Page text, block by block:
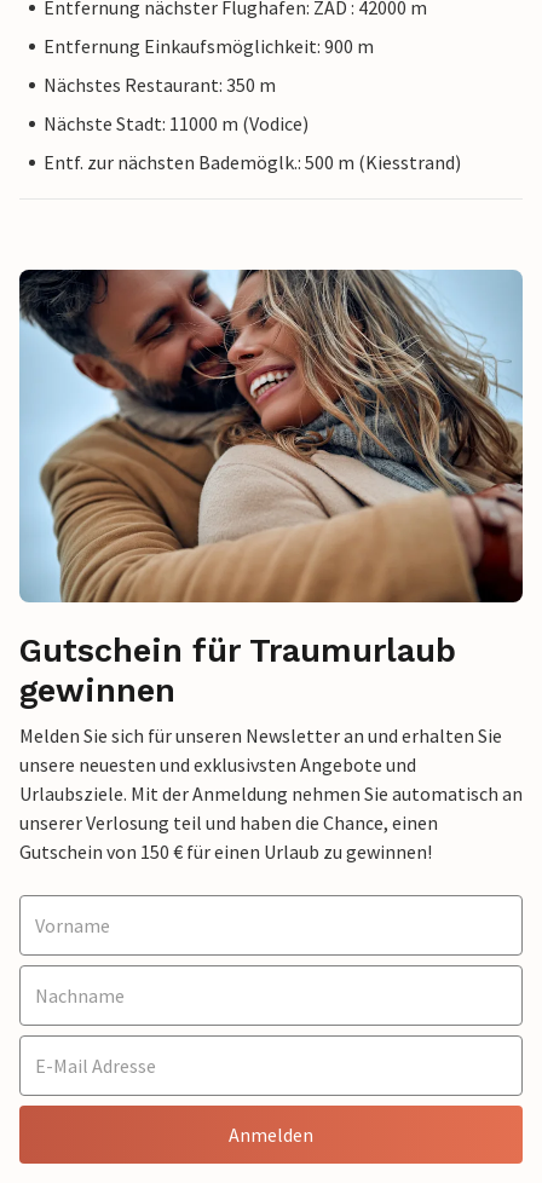
Entfernung nächster Flughafen: ZAD : 42000 m
Entfernung Einkaufsmöglichkeit: 900 m
Nächstes Restaurant: 350 m
Nächste Stadt: 11000 m (Vodice)
Entf. zur nächsten Bademöglk.: 500 m (Kiesstrand)
Gutschein für Traumurlaub
gewinnen
Melden Sie sich für unseren Newsletter an und erhalten Sie
unsere neuesten und exklusivsten Angebote und
Urlaubsziele. Mit der Anmeldung nehmen Sie automatisch an
unserer Verlosung teil und haben die Chance, einen
Gutschein von 150 € für einen Urlaub zu gewinnen!
Anmelden